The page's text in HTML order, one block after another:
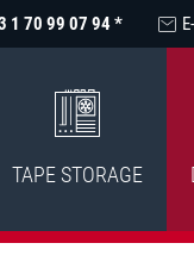
1 70 99 07 94 *
TAPE STORAGE